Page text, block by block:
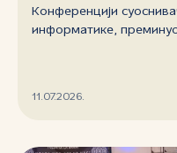
Конференцији
информатике, преминуо
11.07.2026.